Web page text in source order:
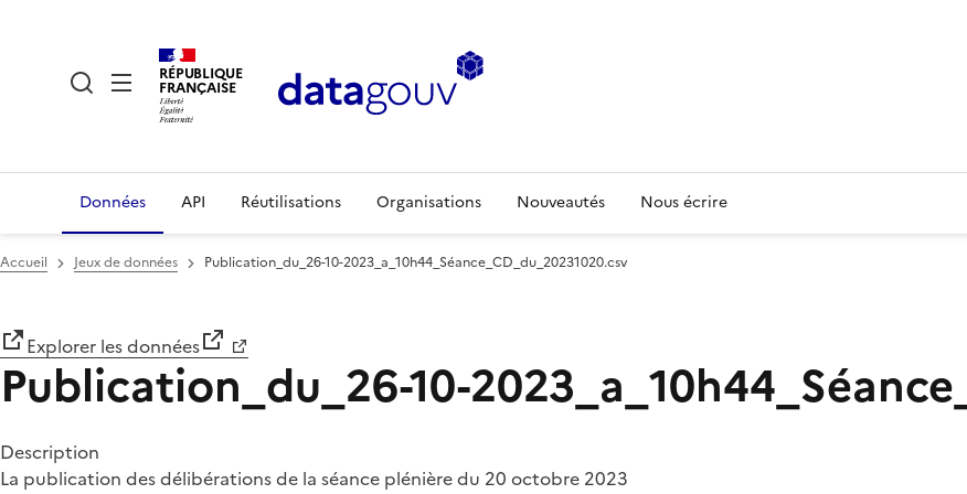
RÉPUBLIQUE
FRANÇAISE
Données API Réutilisations Organisations Nouveautés Nous écrire
Accueil Jeux de données Publication_du_26-10-2023_a_10h44_Séance_CD_du_20231020.csv
Explorer les données
Publication_du_26-10-
Description
La publication des délibérations de la séance plénière du 20 octobre 2023